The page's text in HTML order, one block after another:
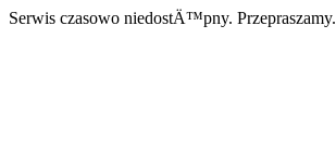
Serwis czasowo niedostÄ™pny. Przepraszamy.